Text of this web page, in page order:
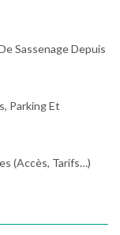
Sassenage Depuis
Parking Et
(Accès, Tarifs…)